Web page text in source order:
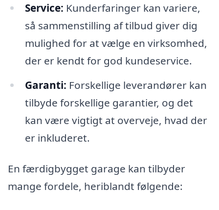
Service: Kunderfaringer kan variere,
så sammenstilling af tilbud giver dig
mulighed for at vælge en virksomhed,
der er kendt for god kundeservice.
Garanti: Forskellige leverandører kan
tilbyde forskellige garantier, og det
kan være vigtigt at overveje, hvad der
er inkluderet.
En færdigbygget garage kan tilbyder
mange fordele, heriblandt følgende: